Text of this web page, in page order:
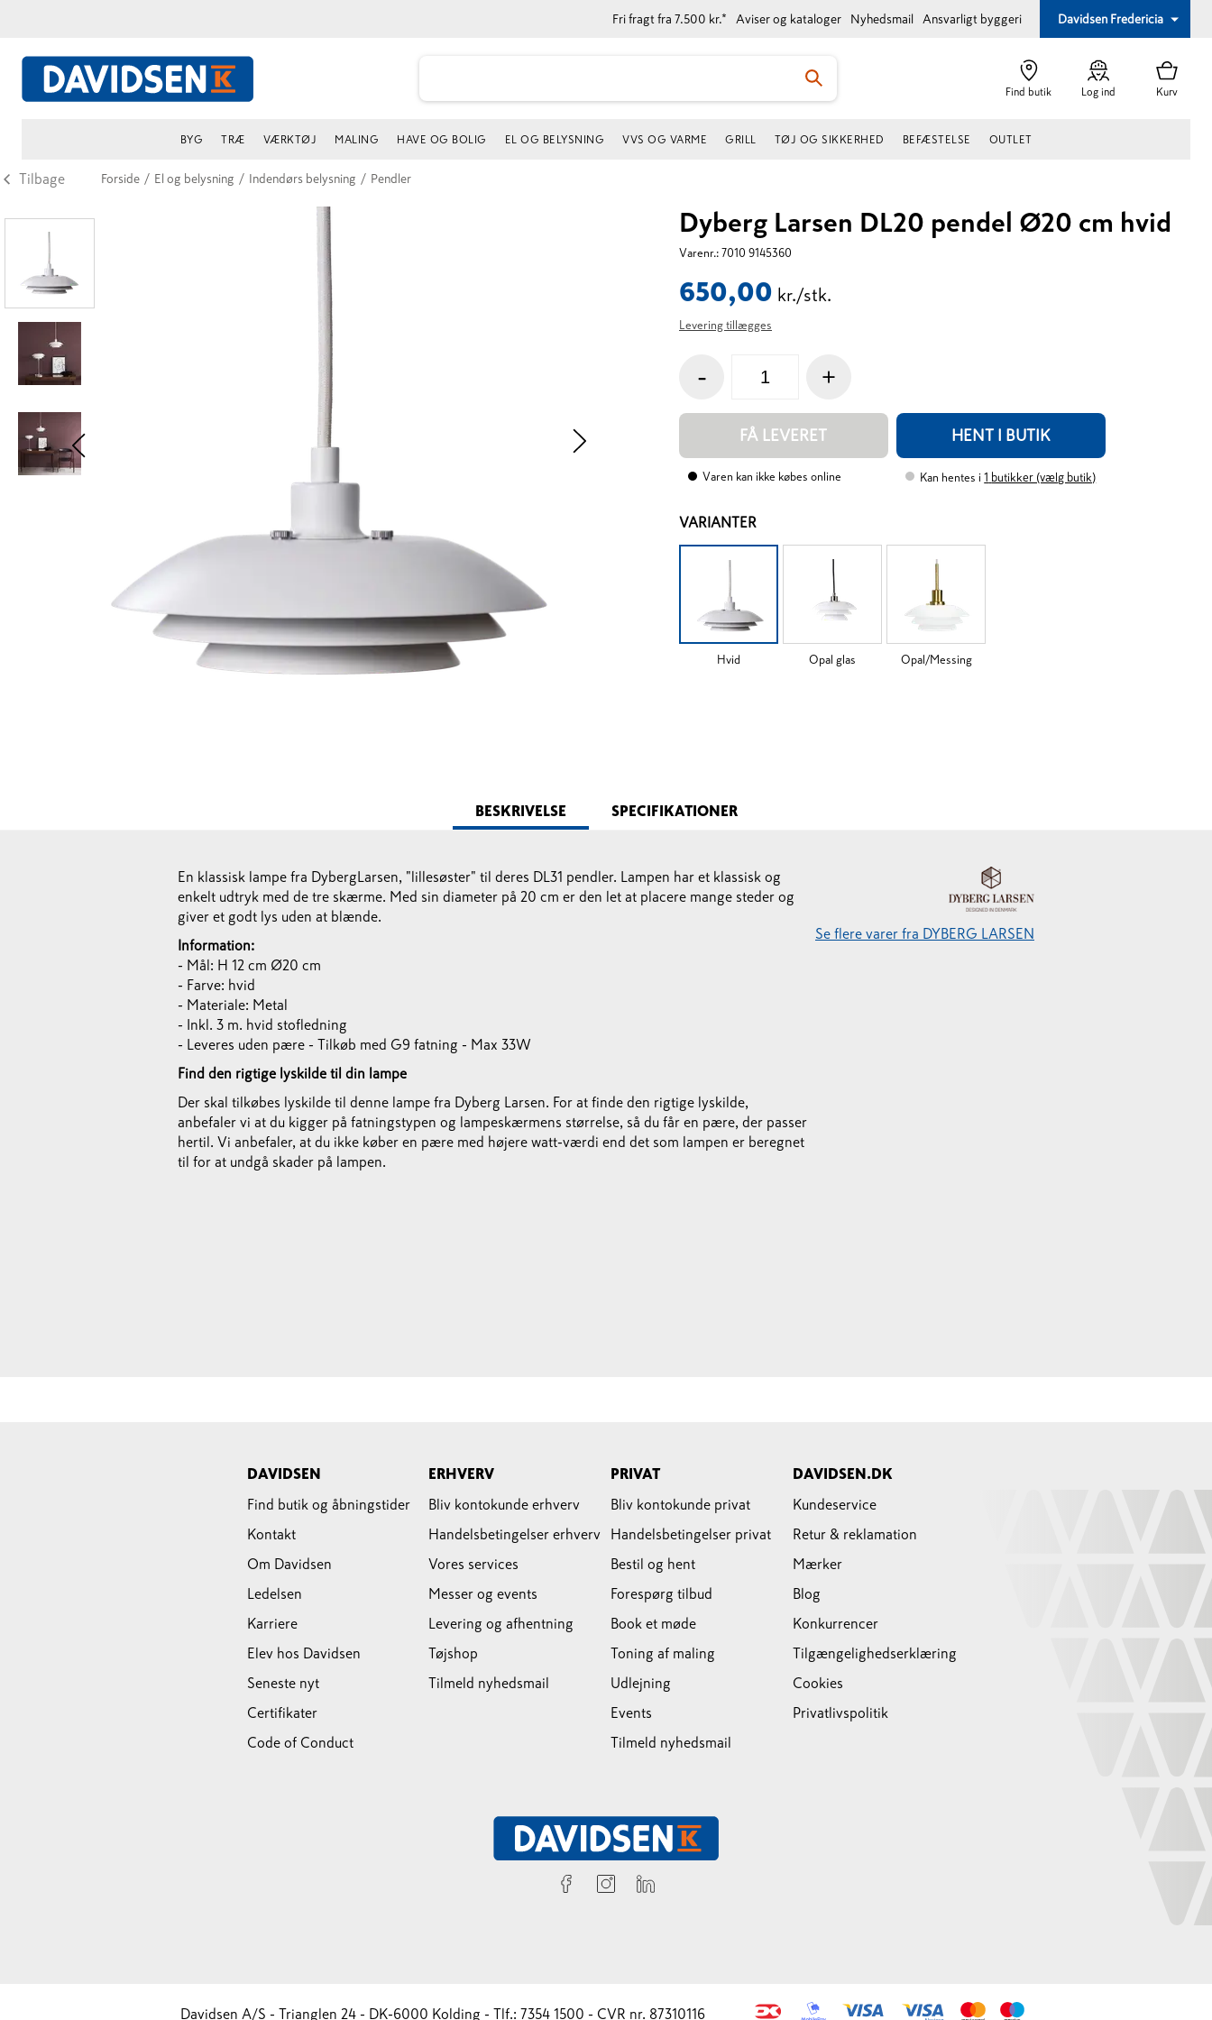
Fri fragt fra 7.500 kr.* Aviser og kataloger Nyhedsmail Ansvarligt byggeri Davidsen Fredericia
Find butik Log ind Kurv
BYG TRÆ VÆRKTØJ MALING HAVE OG BOLIG EL OG BELYSNING VVS OG VARME GRILL TØJ OG SIKKERHED BEFÆSTELSE OUTLET
Tilbage Forside / El og belysning / Indendørs belysning / Pendler
Dyberg Larsen DL20 pendel Ø20 cm hvid
Varenr.: 7010 9145360
650,00 kr./stk.
Levering tillægges
- +
FÅ LEVERET HENT I BUTIK
Varen kan ikke købes online Kan hentes i 1 butikker (vælg butik)
VARIANTER
Hvid Opal glas Opal/Messing
BESKRIVELSE SPECIFIKATIONER
En klassisk lampe fra DybergLarsen, "lillesøster" til deres DL31 pendler. Lampen har et klassisk og
enkelt udtryk med de tre skærme. Med sin diameter på 20 cm er den let at placere mange steder og
giver et godt lys uden at blænde.
Information:
- Mål: H 12 cm Ø20 cm
- Farve: hvid
- Materiale: Metal
- Inkl. 3 m. hvid stofledning
- Leveres uden pære - Tilkøb med G9 fatning - Max 33W
Find den rigtige lyskilde til din lampe
Der skal tilkøbes lyskilde til denne lampe fra Dyberg Larsen. For at finde den rigtige lyskilde,
anbefaler vi at du kigger på fatningstypen og lampeskærmens størrelse, så du får en pære, der passer
hertil. Vi anbefaler, at du ikke køber en pære med højere watt-værdi end det som lampen er beregnet
til for at undgå skader på lampen.
Se flere varer fra DYBERG LARSEN
DAVIDSEN
Find butik og åbningstider
Kontakt
Om Davidsen
Ledelsen
Karriere
Elev hos Davidsen
Seneste nyt
Certifikater
Code of Conduct
ERHVERV
Bliv kontokunde erhverv
Handelsbetingelser erhverv
Vores services
Messer og events
Levering og afhentning
Tøjshop
Tilmeld nyhedsmail
PRIVAT
Bliv kontokunde privat
Handelsbetingelser privat
Bestil og hent
Forespørg tilbud
Book et møde
Toning af maling
Udlejning
Events
Tilmeld nyhedsmail
DAVIDSEN.DK
Kundeservice
Retur & reklamation
Mærker
Blog
Konkurrencer
Tilgængelighedserklæring
Cookies
Privatlivspolitik
Davidsen A/S - Trianglen 24 - DK-6000 Kolding - Tlf.: 7354 1500 - CVR nr. 87310116